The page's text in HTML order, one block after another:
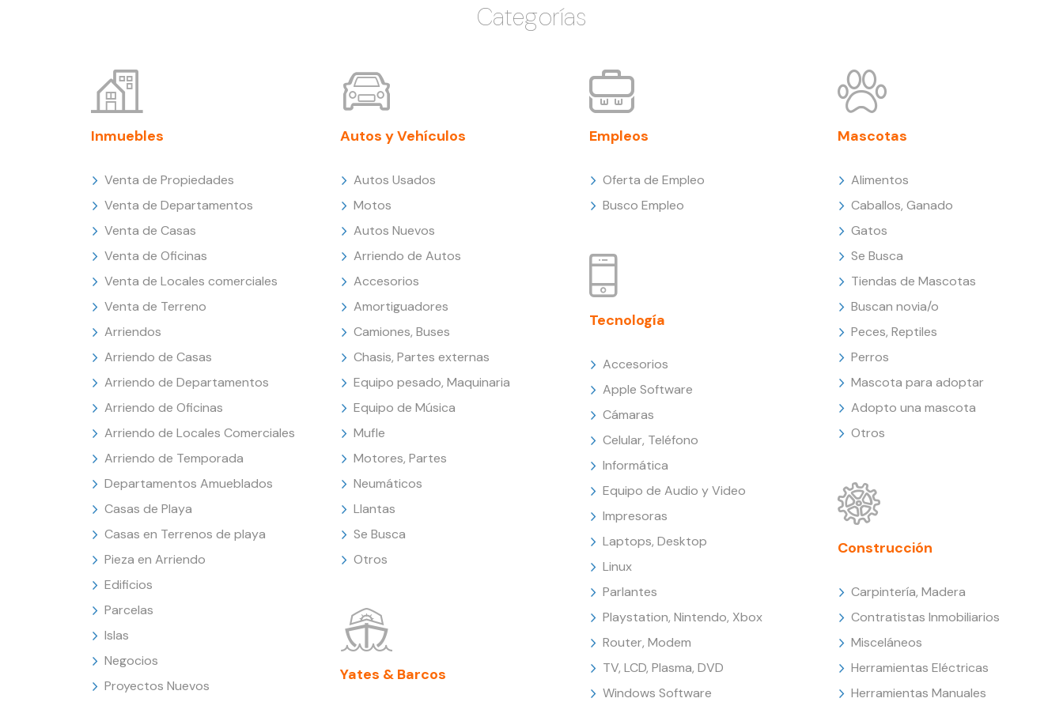
Categorías
Inmuebles
Venta de Propiedades
Venta de Departamentos
Venta de Casas
Venta de Oficinas
Venta de Locales comerciales
Venta de Terreno
Arriendos
Arriendo de Casas
Arriendo de Departamentos
Arriendo de Oficinas
Arriendo de Locales Comerciales
Arriendo de Temporada
Departamentos Amueblados
Casas de Playa
Casas en Terrenos de playa
Pieza en Arriendo
Edificios
Parcelas
Islas
Negocios
Proyectos Nuevos
Autos y Vehículos
Autos Usados
Motos
Autos Nuevos
Arriendo de Autos
Accesorios
Amortiguadores
Camiones, Buses
Chasis, Partes externas
Equipo pesado, Maquinaria
Equipo de Música
Mufle
Motores, Partes
Neumáticos
Llantas
Se Busca
Otros
Yates & Barcos
Empleos
Oferta de Empleo
Busco Empleo
Tecnología
Accesorios
Apple Software
Cámaras
Celular, Teléfono
Informática
Equipo de Audio y Video
Impresoras
Laptops, Desktop
Linux
Parlantes
Playstation, Nintendo, Xbox
Router, Modem
TV, LCD, Plasma, DVD
Windows Software
Mascotas
Alimentos
Caballos, Ganado
Gatos
Se Busca
Tiendas de Mascotas
Buscan novia/o
Peces, Reptiles
Perros
Mascota para adoptar
Adopto una mascota
Otros
Construcción
Carpintería, Madera
Contratistas Inmobiliarios
Misceláneos
Herramientas Eléctricas
Herramientas Manuales